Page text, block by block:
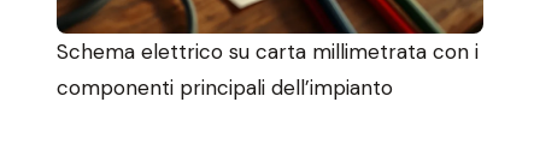
Schema elettrico su carta millimetrata con i
componenti principali dell’impianto